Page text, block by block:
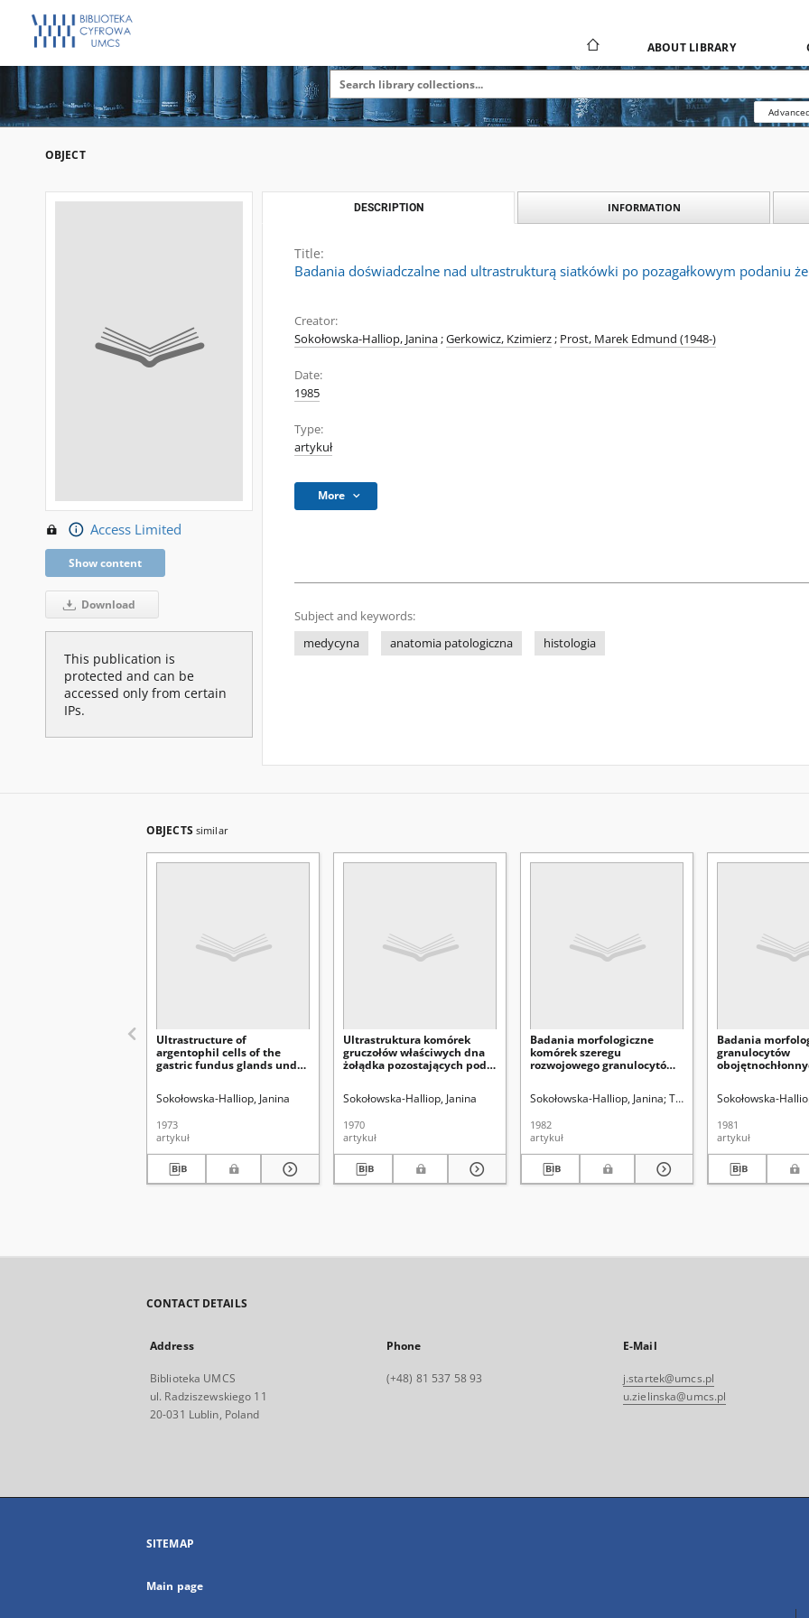
ABOUT LIBRARY
OBJECT
Access Limited
Show content
Download
This publication is
protected and can be
accessed only from certain
IPs.
DESCRIPTION INFORMATION
Title:
Badania doświadczalne nad ultrastrukturą siatkówki po pozagałkowym podaniu
Creator:
Sokołowska-Halliop, Janina;Gerkowicz, Kzimierz; Prost, Marek Edmund (1948-)
Date:
1985
Type:
artykuł
More
Subject and keywords:
medycyna
anatomia patologiczna histologia
OBJECTS similar
Ultrastructure of
argentophil cells of the
gastric fundus glands under
and inhibiting agents
Sokołowska-Halliop, Janina
1973
artykuł
Ultrastruktura komórek
gruczołów właściwych dna
żołądka pozostających pod
farmakologicznych
Sokołowska-Halliop, Janina
1970
artykuł
Badania morfologiczne
komórek szeregu
rozwojowego granulocytów
Sokołowska-Halliop, Janina Tochman, Alina
1982
artykuł
Badania
granulocytów
warunkach
Sokołowska-
1981
artykuł
CONTACT DETAILS
Address
Biblioteka UMCS
ul. Radziszewskiego 11
20-031 Lublin, Poland
Phone
(+48) 81 537 58 93
E-Mail
j.startek@umcs.pl
u.zielinska@umcs.pl
SITEMAP
Main page